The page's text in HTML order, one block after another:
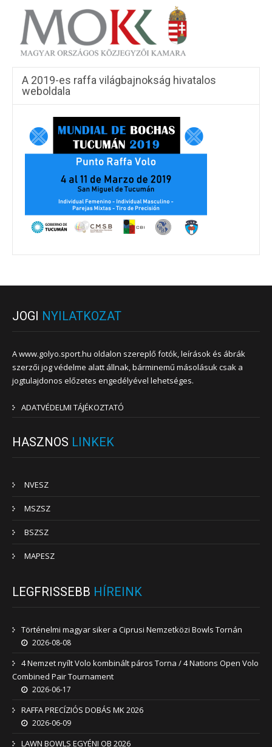
A 2019-es raffa világbajnokság hivatalos
weboldala
JOGI NYILATKOZAT
A www.golyo.sport.hu oldalon szereplő fotók, leírások és ábrák
szerzői jog védelme alatt állnak, bárminemű másolásuk csak a
jogtulajdonos előzetes engedélyével lehetséges.
ADATVÉDELMI TÁJÉKOZTATÓ
HASZNOS LINKEK
NVESZ
MSZSZ
BSZSZ
MAPESZ
LEGFRISSEBB HÍREINK
Történelmi magyar siker a Ciprusi Nemzetközi Bowls Tornán
2026-08-08
4 Nemzet nyílt Volo kombinált páros Torna / 4 Nations Open Volo
Combined Pair Tournament
2026-06-17
RAFFA PRECÍZIÓS DOBÁS MK 2026
2026-06-09
LAWN BOWLS EGYÉNI OB 2026